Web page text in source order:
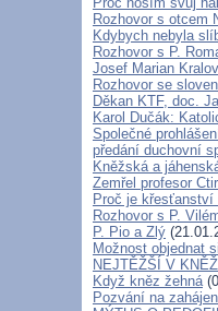
Rozhovor s otcem
Kdybych nebyla
Rozhovor s P.
Josef Marian
Rozhovor se
Děkan KTF, doc.
Karol Dučák:
Společné
předání duchovní
Kněžská a
Zemřel profesor
Proč je
Rozhovor s P.
P. Pio a Zlý
Možnost objednat
NEJTĚŽŠÍ V
Když kněz žehná
Pozvání na